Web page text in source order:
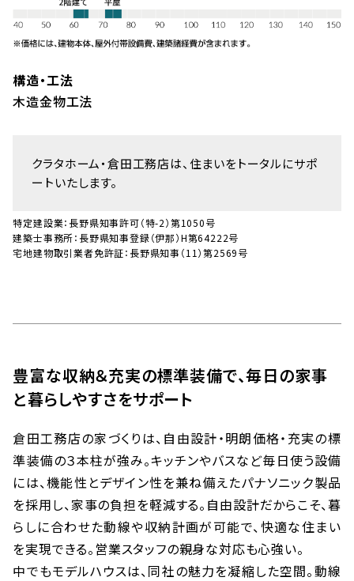
構造・工法
木造金物工法
クラタホーム・倉田工務店は、住まいをトータルにサポ
ートいたします。
特定建設業：長野県知事許可（特-2）第1050号
建築士事務所：長野県知事登録（伊那）H第64222号
宅地建物取引業者免許証：長野県知事（11）第2569号
豊富な収納＆充実の標準装備で、毎日の家事
と暮らしやすさをサポート
倉田工務店の家づくりは、 自由設計・明朗価格・充実の標
準装備の３本柱が強み。キッチンやバスなど毎日使う設備
には、機能性とデザイン性を兼ね備えたパナソニック製品
を採用し、家事の負担を軽減する。 自由設計だからこそ、暮
らしに合わせた動線や収納計画が可能で、快適な住まい
を実現できる。営業スタッフの親身な対応も心強い。
中でもモデルハウスは、同社の魅力を凝縮した空間。動線